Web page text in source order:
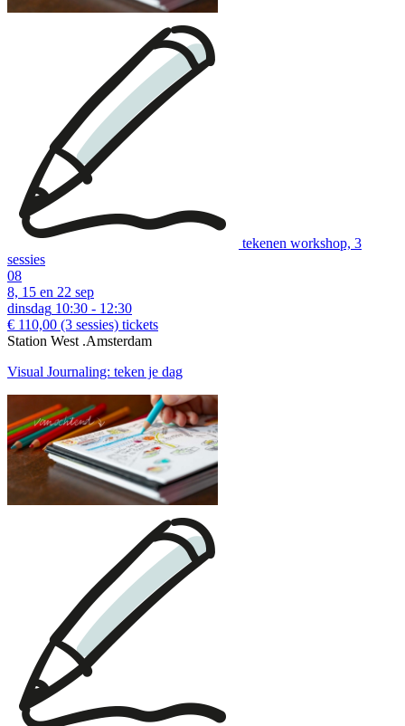
download:Nederlandstalige bon
download:English print|Dutch print
Examples of creative workshops up to €37:
tekenen workshop, 3
sessies
08
8, 15 en 22 sep
dinsdag 10:30 - 12:30
€ 110,00 (3 sessies) tickets
Station West .Amsterdam
Visual Journaling: teken je dag